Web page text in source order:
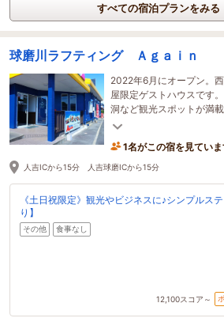
すべての宿泊プランをみる
球磨川ラフティング Ａｇａｉｎ
2022年6月にオープン。
屋限定ゲストハウスです
洞など観光スポットが満
利用ください！ 最大8名
1名がこの宿を見てい
人吉ICから15分 人吉球磨ICから15分
《土日祝限定》観光やビジネスに♪シンプルス
り】
その他 食事なし
12,100スコア～